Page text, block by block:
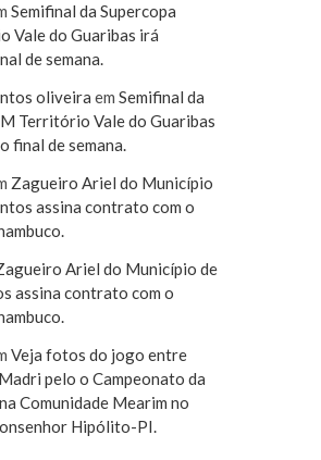
Semifinal da Supercopa
Vale do Guaribas irá
de semana.
oliveira em Semifinal da
Território Vale do Guaribas
final de semana.
Zagueiro Ariel do Município
assina contrato com o
Ariel do Município de
assina contrato com o
Veja fotos do jogo entre
pelo o Campeonato da
Comunidade Mearim no
Hipólito-PI.